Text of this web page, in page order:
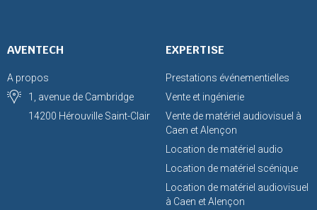
AVENTECH
A propos
1, avenue de Cambridge
14200 Hérouville Saint-Clair
EXPERTISE
Prestations événementielles
Vente et ingénierie
Vente de matériel audiovisuel à
Caen et Alençon
Location de matériel audio
Location de matériel scénique
Location de matériel audiovisuel
à Caen et Alençon